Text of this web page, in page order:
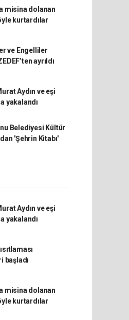
misina dolanan
kurtardılar
ve Engelliler
ayrıldı
Aydın ve eşi
yakalandı
Belediyesi Kültür
'Şehrin Kitabı'
Aydın ve eşi
yakalandı
başladı
misina dolanan
kurtardılar